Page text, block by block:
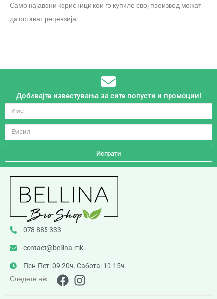
Само најавени корисници кои го купиле овој производ можат
да остават рецензија.
Добивајте известувања за сите попусти и промоции!
Испрати
078 885 333
contact@bellina.mk
Пон-Пет: 09-20ч. Сабота: 10-15ч.
Следете нè: